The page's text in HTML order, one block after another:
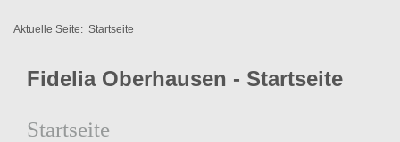
Aktuelle Seite: Startseite
Fidelia Oberhausen - Startseite
Startseite